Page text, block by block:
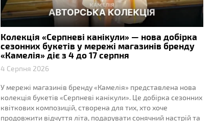
Колекція «Серпневі канікули» — нова добірка
сезонних букетів у мережі магазинів бренду
«Камелія» діє з 4 до 17 серпня
4 Серпня 2026
У мережі магазинів бренду «Камелія» представлена нова
колекція букетів «Серпневі канікули». Це добірка сезонних
квіткових композицій, створена для тих, хто хоче
продовжити відчуття літа, подарувати сонячний настрій та